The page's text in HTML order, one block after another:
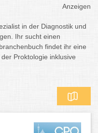
Anzeigen
in der Diagnostik und
Ihr sucht einen
findet ihr eine
Proktologie inklusive